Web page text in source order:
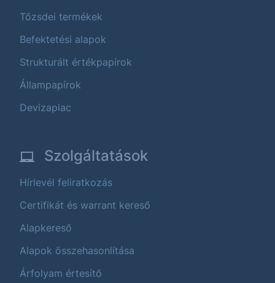
Tőzsdei termékek
Befektetési alapok
Strukturált értékpapírok
Állampapírok
Devizapiac
Szolgáltatások
Hírlevél feliratkozás
Certifikát és warrant kereső
Alapkereső
Alapok összehasonlítása
Árfolyam értesítő